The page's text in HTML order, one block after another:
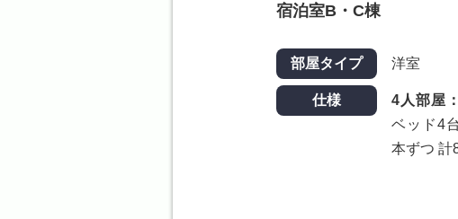
宿泊室B・C棟
部屋タイプ 洋室
仕様 4人部屋：
ベッド4
本ずつ 計